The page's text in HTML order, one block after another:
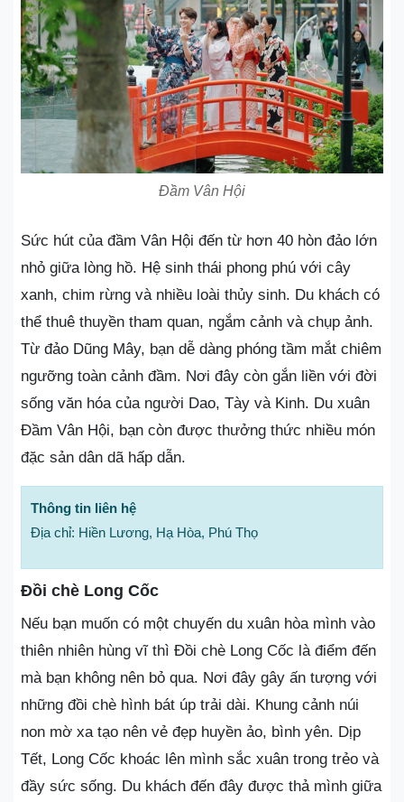
Đầm Vân Hội
Sức hút của đầm Vân Hội đến từ hơn 40 hòn đảo lớn
nhỏ giữa lòng hồ. Hệ sinh thái phong phú với cây
xanh, chim rừng và nhiều loài thủy sinh. Du khách có
thể thuê thuyền tham quan, ngắm cảnh và chụp ảnh.
Từ đảo Dũng Mây, bạn dễ dàng phóng tầm mắt chiêm
ngưỡng toàn cảnh đầm. Nơi đây còn gắn liền với đời
sống văn hóa của người Dao, Tày và Kinh. Du xuân
Đầm Vân Hội, bạn còn được thưởng thức nhiều món
đặc sản dân dã hấp dẫn.
Thông tin liên hệ
Địa chỉ: Hiền Lương, Hạ Hòa, Phú Thọ
Đồi chè Long Cốc
Nếu bạn muốn có một chuyến du xuân hòa mình vào
thiên nhiên hùng vĩ thì Đồi chè Long Cốc là điểm đến
mà bạn không nên bỏ qua. Nơi đây gây ấn tượng với
những đồi chè hình bát úp trải dài. Khung cảnh núi
non mờ xa tạo nên vẻ đẹp huyền ảo, bình yên. Dịp
Tết, Long Cốc khoác lên mình sắc xuân trong trẻo và
đầy sức sống. Du khách đến đây được thả mình giữa